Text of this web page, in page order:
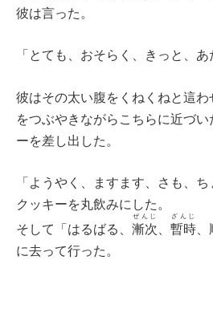
彼は言った。
「とても、おそらく、きっと、あ
彼はその太い腹をくねくねと這
をつぶやきながらこちらに近づ
ーを差し出した。
「ようやく、ますます、さも、ち
クッキーを丸飲みにした。
そして「はるばる、 漸次
ぜんじ
、 暫時
ざんじ
に去って行った。